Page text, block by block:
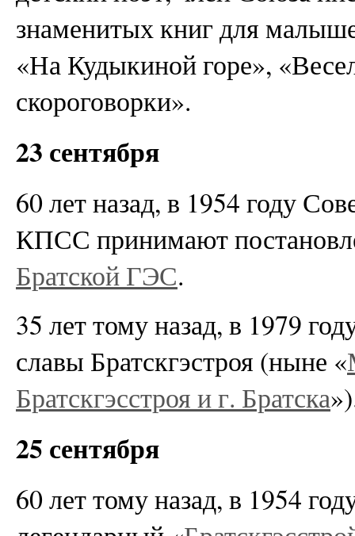
знаменитых книг для
«На Кудыкиной горе»,
скороговорки».
23 сентября
60 лет назад, в 1954 году
КПСС принимают
Братской ГЭС.
35 лет тому назад, в 1979
славы Братскгэстроя (ныне «
Братскгэсстроя и г. Братска
25 сентября
60 лет тому назад, в 1954